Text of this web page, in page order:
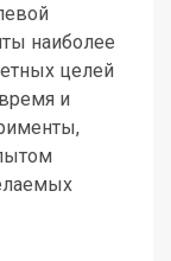
наиболее
целей
и